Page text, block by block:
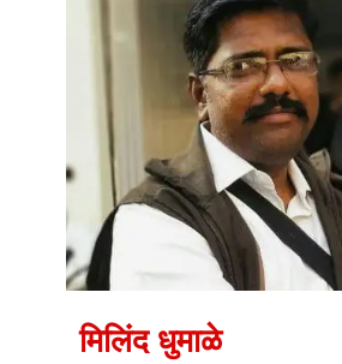
मिलिंद धुमाळे